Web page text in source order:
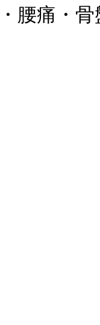
腰痛・骨